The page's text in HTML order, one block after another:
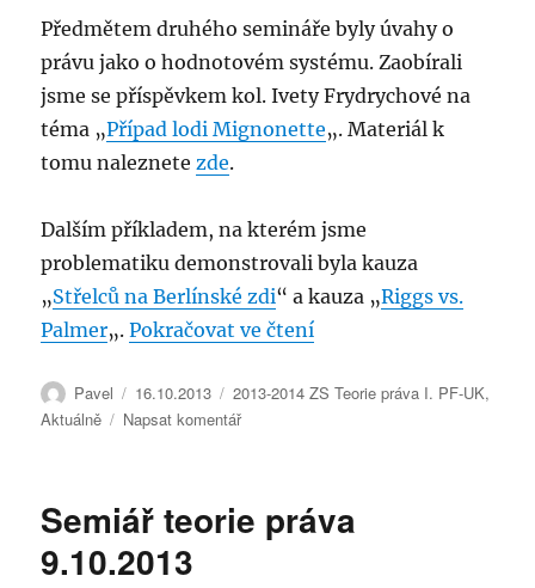
Předmětem druhého semináře byly úvahy o
právu jako o hodnotovém systému. Zaobírali
jsme se příspěvkem kol. Ivety Frydrychové na
téma „Případ lodi Mignonette„. Materiál k
tomu naleznetezde.
Dalším příkladem, na kterém jsme
problematiku demonstrovali byla kauza
„Střelců na Berlínské zdi“ a kauza „Riggs vs.
Palmer„.Pokračovat ve čtení„Seminář teorie práva
Autor:
Pavel Publikováno:
16.10.2013 Rubriky:
2013-2014 ZS Teorie práva I. PF-UK,
Aktuálně
Napsat komentářpro
Seminář
teorie
Semiář teorie práva
9.10.2013